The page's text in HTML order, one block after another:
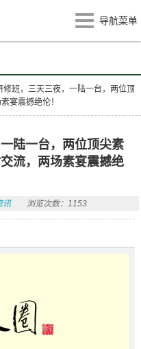
导航菜单
修班，三天三夜，一陆一台，两位顶
宴震撼绝伦！
陆一台，两位顶尖素
流，两场素宴震撼绝
讯 浏览次数：1153